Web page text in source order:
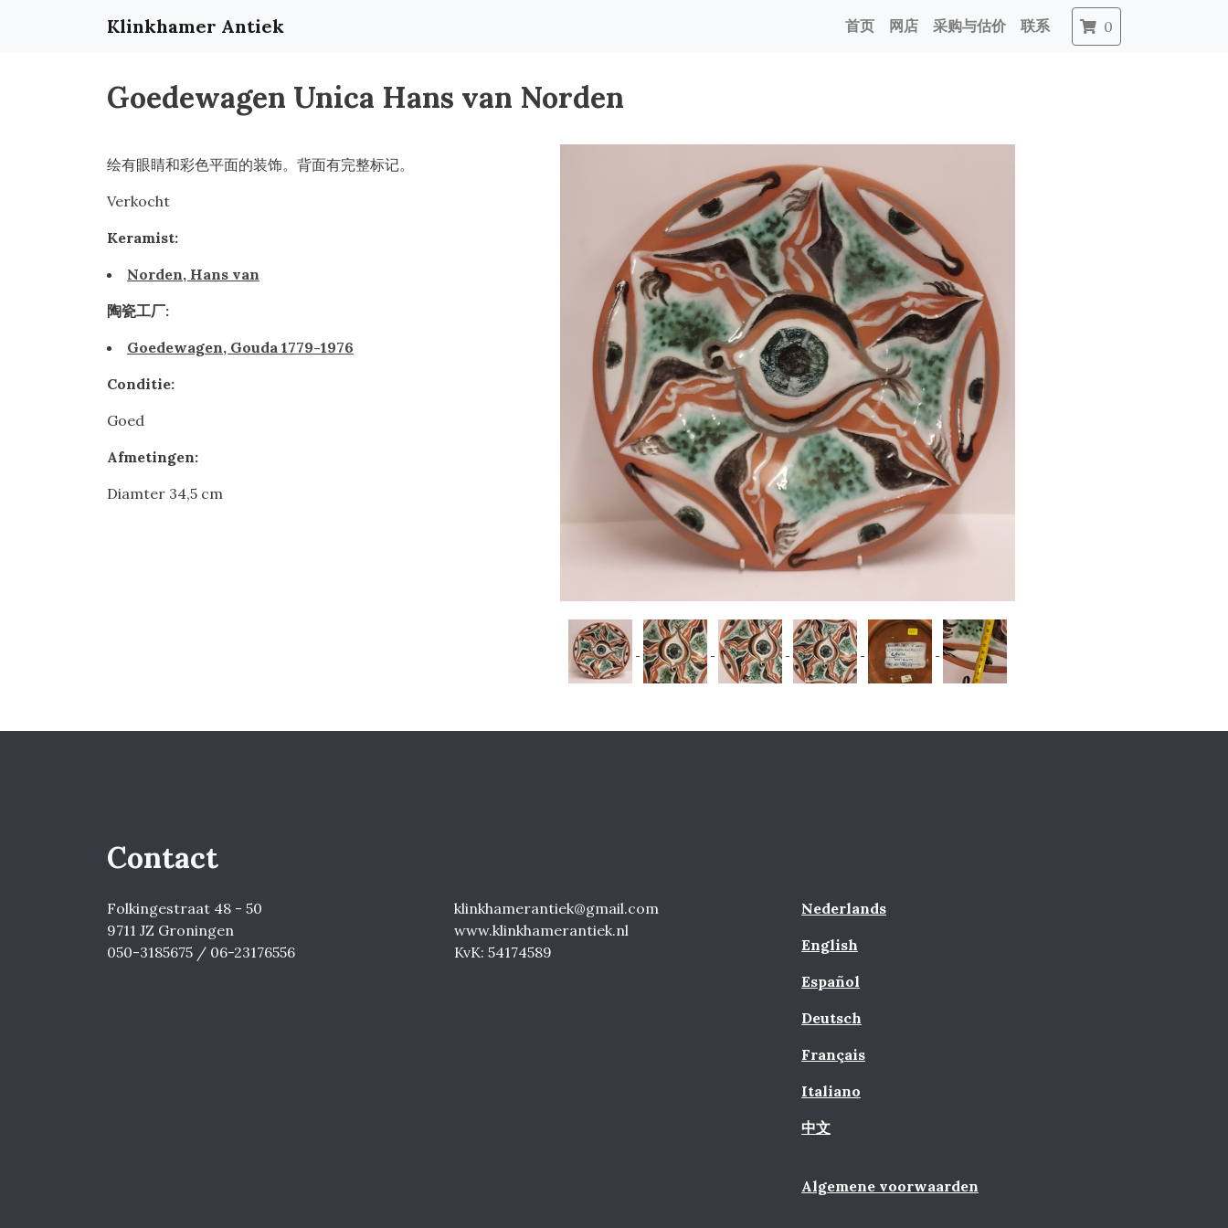
Klinkhamer Antiek 首页 网店 采购与估价 联系 0
Goedewagen Unica Hans van Norden
绘有眼睛和彩色平面的装饰。背面有完整标记。
Verkocht
Keramist:
Norden, Hans van
陶瓷工厂:
Goedewagen, Gouda 1779-1976
Conditie:
Goed
Afmetingen:
Diamter 34,5 cm
Contact
Folkingestraat 48 - 50
9711 JZ Groningen
050-3185675 / 06-23176556
klinkhamerantiek@gmail.com
www.klinkhamerantiek.nl
KvK: 54174589
Nederlands
English
Español
Deutsch
Français
Italiano
中文
Algemene voorwaarden